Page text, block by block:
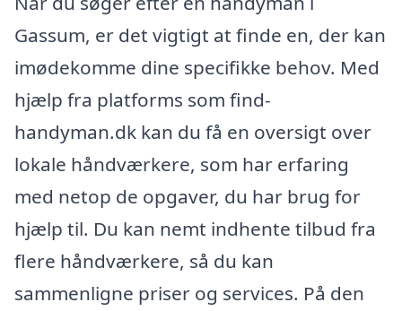
Gassum, er det vigtigt at finde en, der kan
imødekomme dine specifikke behov. Med
hjælp fra platforms som find-
handyman.dk kan du få en oversigt over
lokale håndværkere, som har erfaring
med netop de opgaver, du har brug for
hjælp til. Du kan nemt indhente tilbud fra
flere håndværkere, så du kan
sammenligne priser og services. På den